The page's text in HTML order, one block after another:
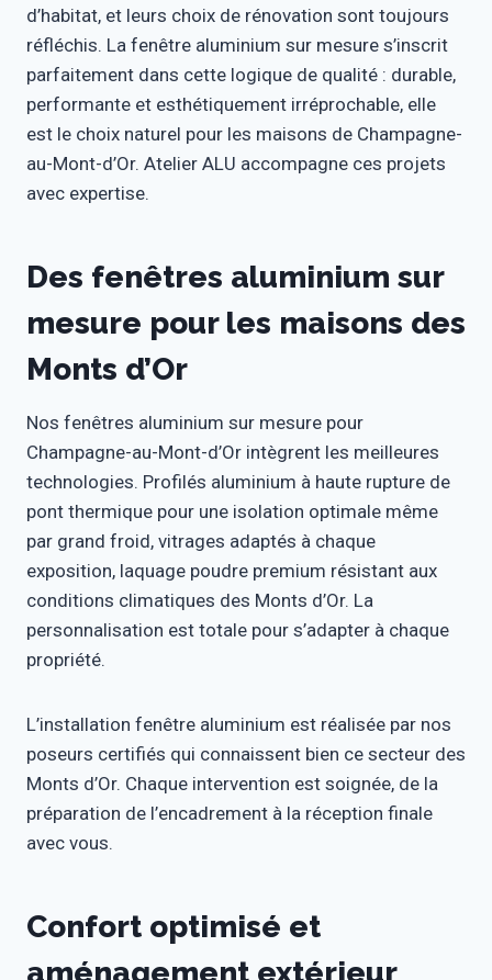
d’habitat, et leurs choix de rénovation sont toujours
réfléchis. La fenêtre aluminium sur mesure s’inscrit
parfaitement dans cette logique de qualité : durable,
performante et esthétiquement irréprochable, elle
est le choix naturel pour les maisons de Champagne-
au-Mont-d’Or. Atelier ALU accompagne ces projets
avec expertise.
Des fenêtres aluminium sur
mesure pour les maisons des
Monts d’Or
Nos fenêtres aluminium sur mesure pour
Champagne-au-Mont-d’Or intègrent les meilleures
technologies. Profilés aluminium à haute rupture de
pont thermique pour une isolation optimale même
par grand froid, vitrages adaptés à chaque
exposition, laquage poudre premium résistant aux
conditions climatiques des Monts d’Or. La
personnalisation est totale pour s’adapter à chaque
propriété.
L’installation fenêtre aluminium est réalisée par nos
poseurs certifiés qui connaissent bien ce secteur des
Monts d’Or. Chaque intervention est soignée, de la
préparation de l’encadrement à la réception finale
avec vous.
Confort optimisé et